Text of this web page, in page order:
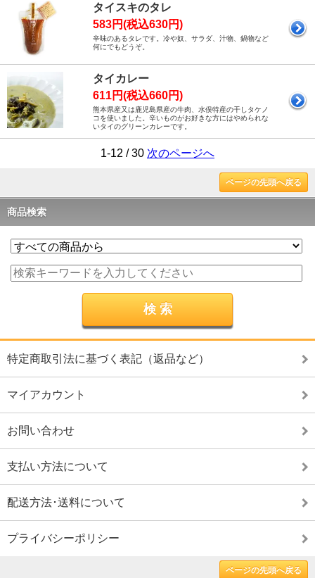
タイスキのタレ
583円(税込630円)
辛味のあるタレです。冷や奴、サラダ、汁物、鍋物など
何にでもどうぞ。
タイカレー
611円(税込660円)
熊本県産又は鹿児島県産の牛肉、水俣特産の干しタケノ
コを使いました。辛いものがお好きな方にはやめられな
いタイのグリーンカレーです。
1-12 / 30 次のページへ
ページの先頭へ戻る
商品検索
特定商取引法に基づく表記（返品など）
マイアカウント
お問い合わせ
支払い方法について
配送方法･送料について
プライバシーポリシー
ページの先頭へ戻る